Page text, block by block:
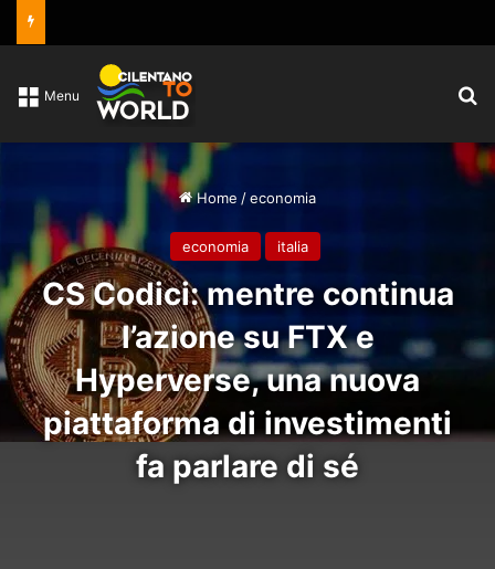
Menu
Home /economia
economia italia
CS Codici: mentre continua
l’azione su FTX e
Hyperverse, una nuova
piattaforma di investimenti
fa parlare di sé